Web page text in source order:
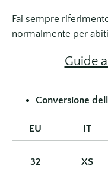
Fai sempre
normalmente per
Guide
Conversione
EU IT
32 XS